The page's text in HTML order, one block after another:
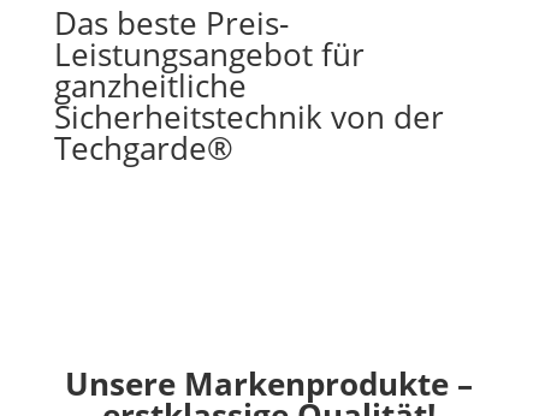
Das beste Preis-
Leistungsangebot für
ganzheitliche
Sicherheitstechnik von der
Techgarde®
Unsere Markenprodukte –